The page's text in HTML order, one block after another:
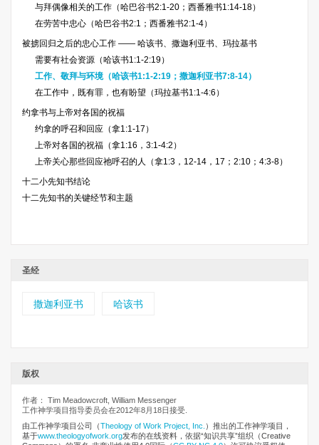
与拜偶像相关的工作（哈巴谷书2:1-20；西番雅书1:14-18）
在劳苦中忠心（哈巴谷书2:1；西番雅书2:1-4）
被掳回归之后的忠心工作 —— 哈该书、撒迦利亚书、玛拉基书
需要有社会资源（哈该书1:1-2:19）
工作、敬拜与环境（哈该书1:1-2:19；撒迦利亚书7:8-14）
在工作中，既有罪，也有盼望（玛拉基书1:1-4:6）
约拿书与上帝对各国的祝福
约拿的呼召和回应（拿1:1-17）
上帝对各国的祝福（拿1:16，3:1-4:2）
上帝关心那些回应祂呼召的人（拿1:3，12-14，17；2:10；4:3-8）
十二小先知书结论
十二先知书的关键经节和主题
圣经
撒迦利亚书 哈该书
版权
作者： Tim Meadowcroft, William Messenger
工作神学项目指导委员会在2012年8月18日接受.
由工作神学项目公司
（Theology of Work Project, Inc. ）推出的工作神学项目，
基于www.theologyofwork.org发布的在线资料，依据“知识共享”组织（Creative